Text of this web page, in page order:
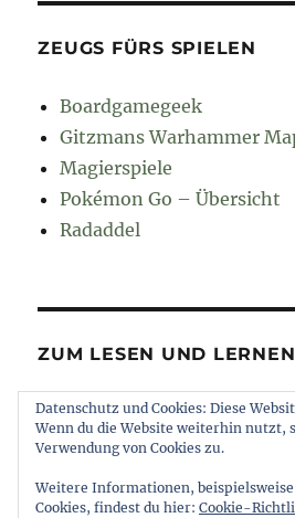
ZEUGS FÜRS SPIELEN
Boardgamegeek
Gitzmans Warhammer
Magierspiele
Pokémon Go – Übersicht
Radaddel
ZUM LESEN UND LERNEN
Euroncap
Tong
Datenschutz und Cookies: Diese
Wenn du die Website weiterhin nutzt,
Verwendung von Cookies zu.
Weitere Informationen,
Cookies, findest du hier: Cookie-